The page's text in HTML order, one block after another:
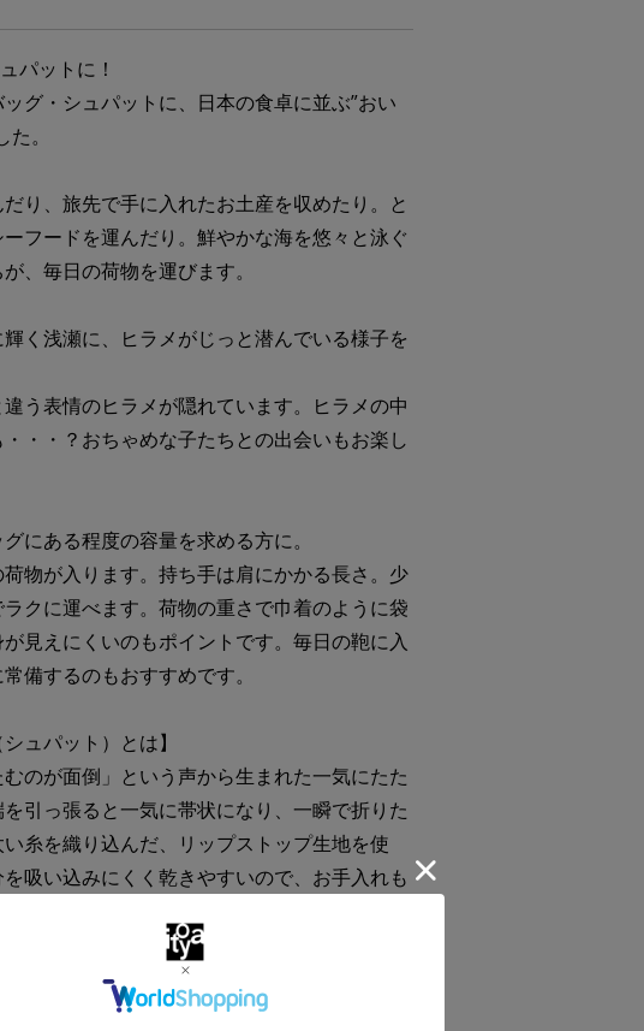
パットに！
グ・シュパットに、日本の食卓に並ぶ”おい
た。
り、旅先で手に入れたお土産を収めたり。と
フードを運んだり。鮮やかな海を悠々と泳ぐ
、毎日の荷物を運びます。
く浅瀬に、ヒラメがじっと潜んでいる様子を
う表情のヒラメが隠れています。ヒラメの中
・・？おちゃめな子たちとの出会いもお楽し
にある程度の容量を求める方に。
物が入ります。持ち手は肩にかかる長さ。少
クに運べます。荷物の重さで巾着のように袋
見えにくいのもポイントです。毎日の鞄に入
備するのもおすすめです。
シュパット）とは】
むのが面倒」という声から生まれた一気にたた
引っ張ると一気に帯状になり、一瞬で折りた
糸を織り込んだ、リップストップ生地を使
吸い込みにくく乾きやすいので、お手入れも